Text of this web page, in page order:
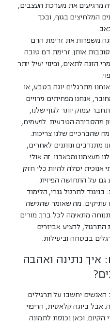
מרגיעים את מערכת העצבים,
המלחיצים בגוף, ובכך
משפרות את זרימת הדם
אותן. זרימת דם טובה
הזנה לתאים, ופינוי יעיל יותר
מתרגלים יוגה בטבע, או
אנחנו מפחיתים גירויים
עמוק יותר לגוף שלנו,
מהסביבה הטבעית. לפעמים,
שהברכיים שלנו צריכות.
מתנדבים ונותנים לאחרים,
מעצמנו ומכאבנו. זה אולי
יכולה להיות כלי חזק
גם על התחושה הפיזית.
בניגוד לתרגול גנרי, הלימוד
עתיקים. מה שאומר שהגישה
מתאימה לכל ברך. מורים
התרגול, להציע אביזרים
בבטחה וביעילות.
איך נתינה ואהבה
האנשים יחשבו על תרגילים
אבל ביוגה קלאסית, הריפוי
וכאן נכנסת לתמונה